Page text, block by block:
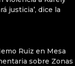
justicia’, dice la
Ruiz en Mesa
sobre Zonas